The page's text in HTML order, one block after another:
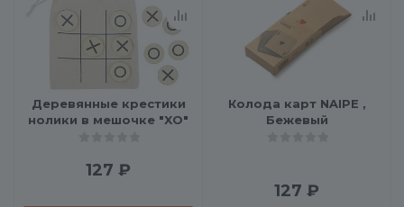
Деревянные крестики
нолики в мешочке "XO"
127 ₽
Колода карт NAIPE ,
Бежевый
127 ₽